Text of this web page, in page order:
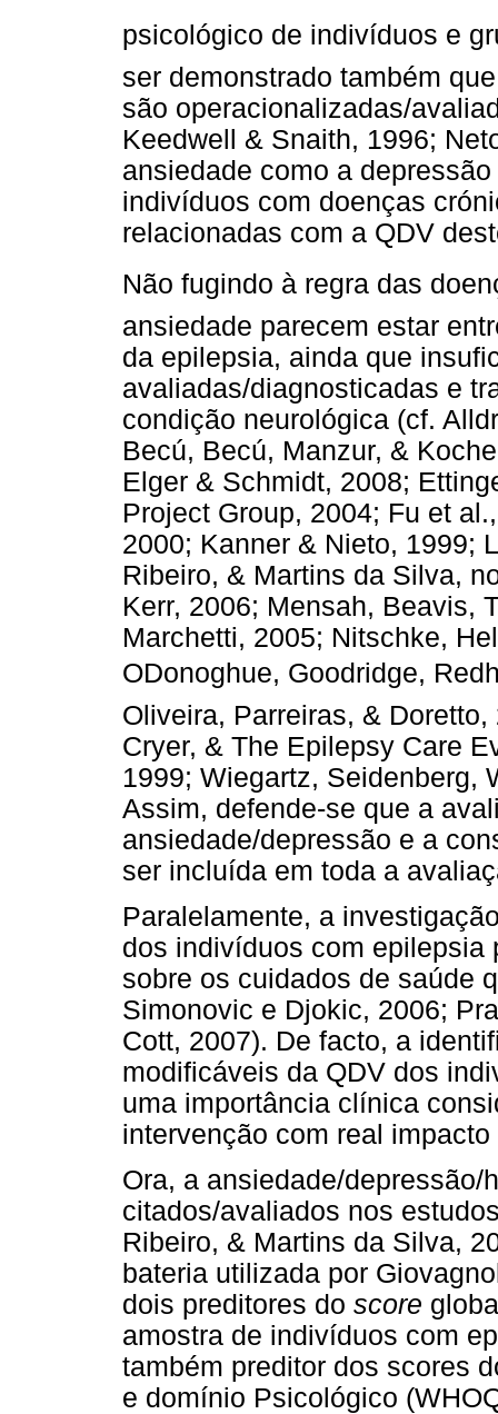
psicológico de indivíduos e
ser demonstrado também
são operacionalizadas/
Keedwell & Snaith, 1996;
ansiedade como a
indivíduos com doenças
relacionadas com a QDV
Não fugindo à regra das
ansiedade parecem estar
da epilepsia, ainda que
avaliadas/diagnosticadas e
condição neurológica (cf.
Becú, Becú, Manzur, &
Elger & Schmidt, 2008;
Project Group, 2004; Fu et
2000; Kanner & Nieto, 1999;
Ribeiro, & Martins da Silva,
Kerr, 2006; Mensah, Beavis,
Marchetti, 2005; Nitschke,
ODonoghue, Goodridge,
Oliveira, Parreiras, &
Cryer, & The Epilepsy Care
1999; Wiegartz, Seidenberg,
Assim, defende-se que a
ansiedade/depressão e a
ser incluída em toda a
Paralelamente, a
dos indivíduos com epilepsia
sobre os cuidados de saúde
Simonovic e Djokic, 2006;
Cott, 2007). De facto, a
modificáveis da QDV dos
uma importância clínica
intervenção com real
Ora, a ansiedade/
citados/avaliados nos
Ribeiro, & Martins da Silva,
bateria utilizada por
dois preditores do score
amostra de indivíduos com
também preditor dos scores
e domínio Psicológico